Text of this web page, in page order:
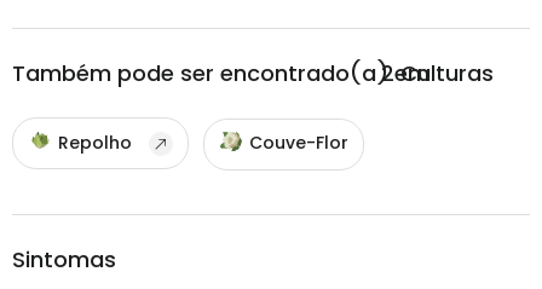
Também pode ser encontrado(a) em
2Culturas
Repolho Couve-Flor
Sintomas